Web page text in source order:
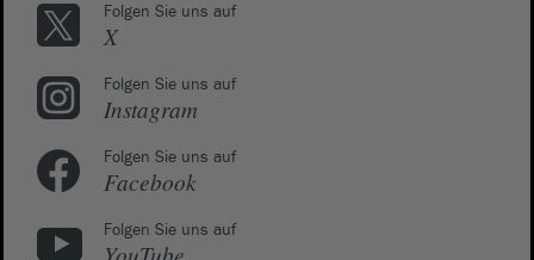
Folgen Sie uns auf
X
Folgen Sie uns auf
Instagram
Folgen Sie uns auf
Facebook
Folgen Sie uns auf